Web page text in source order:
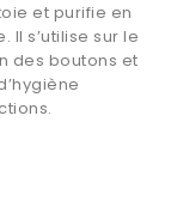
et purifie en
s’utilise sur le
des boutons et